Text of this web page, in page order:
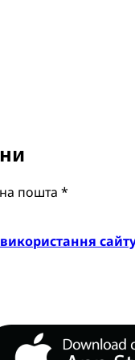
пошта *